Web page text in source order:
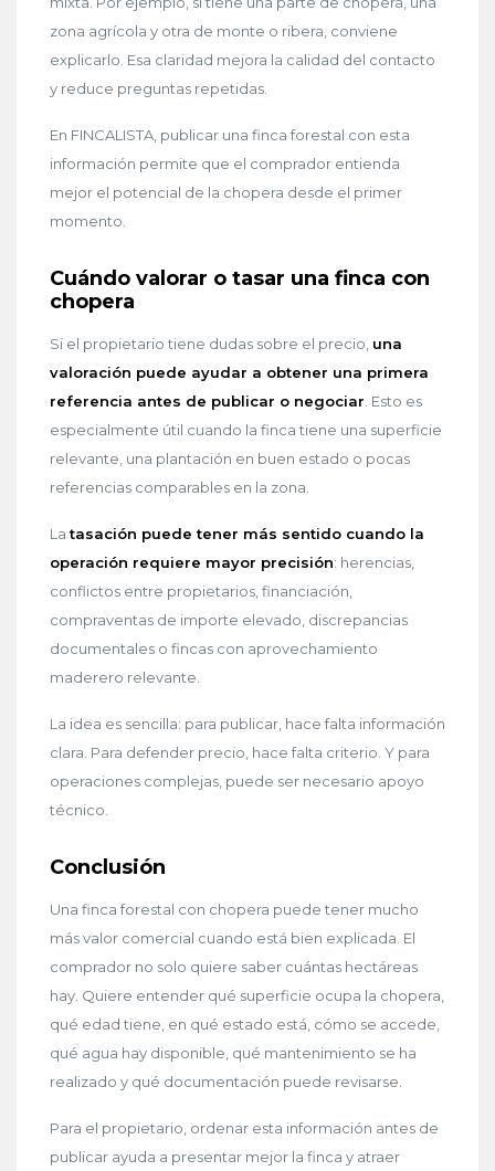
zona agrícola y otra de monte o ribera, conviene
explicarlo. Esa claridad mejora la calidad del contacto
y reduce preguntas repetidas.
En FINCALISTA, publicar una finca forestal con esta
información permite que el comprador entienda
mejor el potencial de la chopera desde el primer
momento.
Cuándo valorar o tasar una finca con
chopera
Si el propietario tiene dudas sobre el precio, una
valoración puede ayudar a obtener una primera
referencia antes de publicar o negociar . Esto es
especialmente útil cuando la finca tiene una superficie
relevante, una plantación en buen estado o pocas
referencias comparables en la zona.
Latasación puede tener más sentido cuando la
operación requiere mayor precisión: herencias,
conflictos entre propietarios, financiación,
compraventas de importe elevado, discrepancias
documentales o fincas con aprovechamiento
maderero relevante.
La idea es sencilla: para publicar, hace falta información
clara. Para defender precio, hace falta criterio. Y para
operaciones complejas, puede ser necesario apoyo
técnico.
Conclusión
Una finca forestal con chopera puede tener mucho
más valor comercial cuando está bien explicada. El
comprador no solo quiere saber cuántas hectáreas
hay. Quiere entender qué superficie ocupa la chopera,
qué edad tiene, en qué estado está, cómo se accede,
qué agua hay disponible, qué mantenimiento se ha
realizado y qué documentación puede revisarse.
Para el propietario, ordenar esta información antes de
publicar ayuda a presentar mejor la finca y atraer